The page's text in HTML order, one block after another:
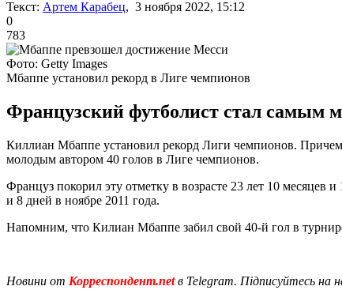
Текст: Артем Карабец, 3 ноября 2022, 15:12
0
783
Фото: Getty Images
Мбаппе установил рекорд в Лиге чемпионов
Французский футболист стал самым
Киллиан Мбаппе установил рекорд Лиги чемпионов.
молодым автором 40 голов в Лиге чемпионов.
Француз покорил эту отметку в возрасте 23 лет 10
и 8 дней в ноябре 2011 года.
Напомним, что Килиан Мбаппе забил свой 40-й гол в
Новини от Корреспондент.netв Telegram. Підписуйтесь на